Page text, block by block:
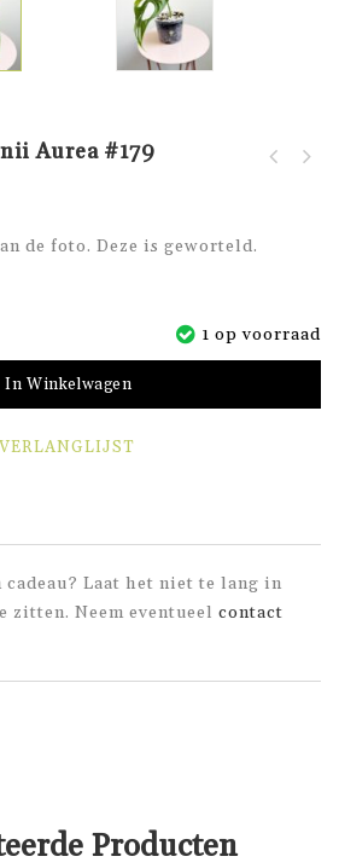
Aurea #179
de foto. Deze is geworteld.
1 op voorraad
In Winkelwagen
cadeau? Laat het niet te lang in
zitten. Neem eventueel contact
Producten